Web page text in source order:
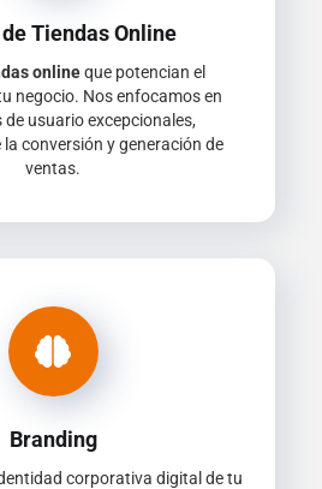
Tiendas Online
onlineque potencian el
negocio. Nos enfocamos en
de usuario excepcionales,
conversión y generación de
ventas.
Branding
corporativa digital de tu